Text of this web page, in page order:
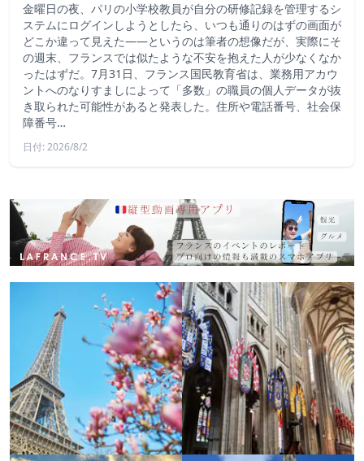
金曜日の夜、パリの小学校教員が自分の研修記録を管理するシ
ステムにログインしようとしたら、いつも通りのはずの画面が
どこか違って見えた——というのは筆者の想像だが、実際にそ
の週末、フランスでは似たような不安を抱えた人が少なくなか
ったはずだ。7月31日、フランス国民教育省は、業務用アカウ
ントへのなりすましによって「多数」の職員の個人データが抜
き取られた可能性があると発表した。住所や電話番号、社会保
障番号…
日付: 2026/8/2